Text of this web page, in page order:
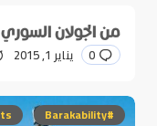
من الجولان
0 يناير 1, 2015
#Barakability